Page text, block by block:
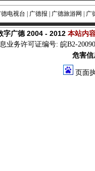
电视台 | 广德报 | 广德旅游网 | 广
字广德 2004 - 2012 本站内
业务许可证编号: 皖B2-
危害信
页面